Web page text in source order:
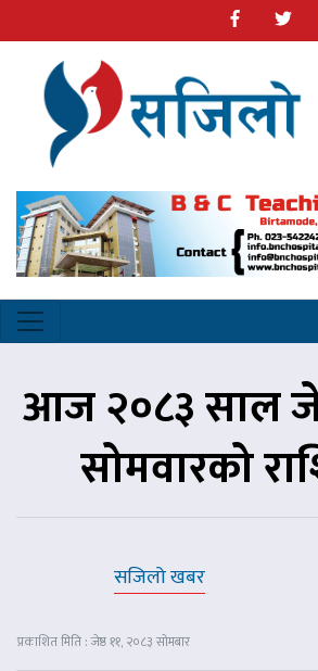
आज २०८३ साल
सोमवारको
सजिलो खबर
प्रकाशित मिति : जेष्ठ ११, २०८३ सोमबार